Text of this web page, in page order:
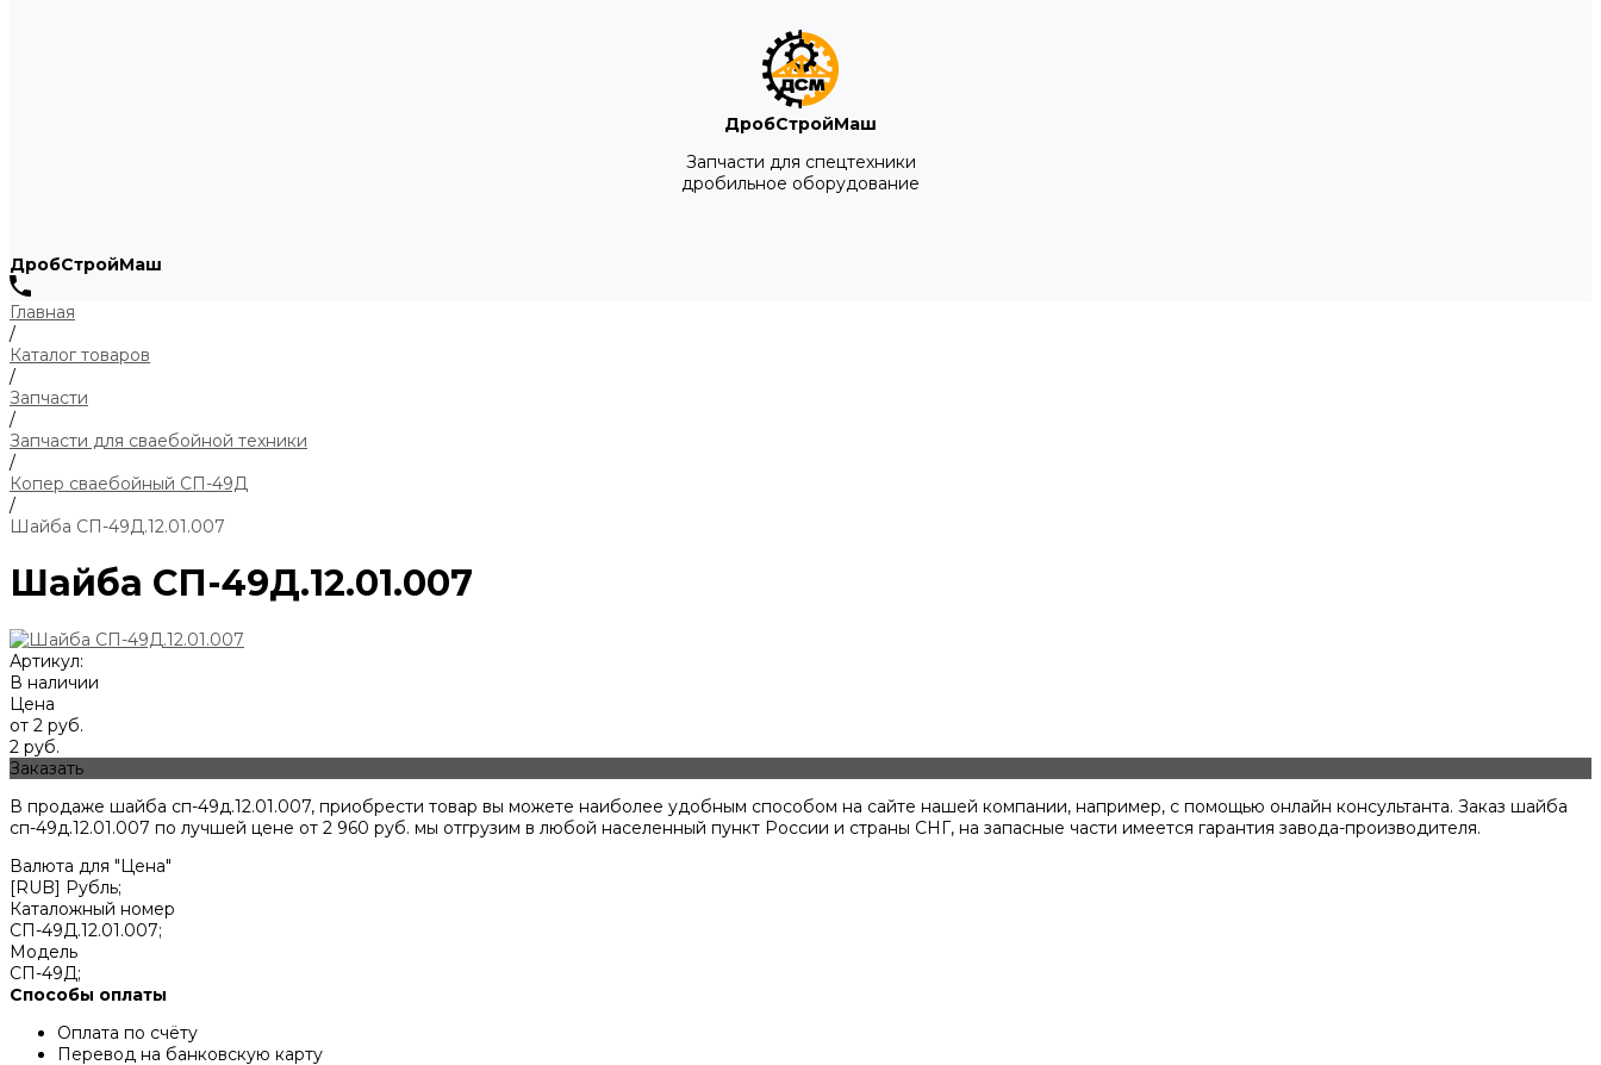
ДробСтройМаш
Запчасти для спецтехники
дробильное оборудование
ДробСтройМаш
Главная
/
Каталог товаров
/
Запчасти
/
Запчасти для сваебойной техники
/
Копер сваебойный СП-49Д
/
Шайба СП-49Д.12.01.007
Шайба СП-49Д.12.01.007
Артикул:
В наличии
Цена
от 2 руб.
2 руб.
Заказать
В продаже шайба сп-49д.12.01.007, приобрести товар вы можете наиболее удобным способом на сайте нашей компании, например, с помощью онлайн консультанта. Заказ шайба
сп-49д.12.01.007 по лучшей цене от 2 960 руб. мы отгрузим в любой населенный пункт России и страны СНГ, на запасные части имеется гарантия завода-производителя.
Валюта для "Цена"
[RUB] Рубль;
Каталожный номер
СП-49Д.12.01.007;
Модель
СП-49Д;
Способы оплаты
Оплата по счёту
Перевод на банковскую карту